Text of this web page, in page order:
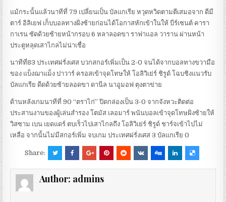
แม้กระนั้นแล้วนาทีที่ 79 เปลี่ยนเป็น บัลแกเรีย หวุดหวิดตามตีเสมอจาก ดีมี
ตาร์ อิลิเยฟ เก็บบอลทางฝั่งซ้ายก่อนได้โอกาสหักเข้าในให้ บีร์เซนต์ คารา
กาเรน ซัดด้วยซ้ายหน้ากรอบ 6 หลาลอดขา ราฟาแอล วาราน ผ่านหน้า
ประตูหลุดเสาไกลไม่น่าเชื่อ
นาทีที่83 ประเทศฝรั่งเศส บวกสกอร์เพิ่มเป็น 2-0 จนได้จากบอลทางขวามือ
ของ แบ็งฌาแม็ง ปาวาร์ ครอสเข้าจุดโทษให้ โอลิวิเย่ร์ ชิรูด์ โฉบชิงแนวรับ
บัลแกเรีย ดีดด้วยซ้ายลอดขา ดานีล นาอูมอฟ ตุงตาข่าย
ด้านหลังเกมนาทีที่ 90 “ตราไก่” ปิดกล่องเป็น 3-0 จากจังหวะติดต่อ
ประสานงานของผู้เล่นสำรอง โตมัส เลอมาร์ พนันบอลเข้าจุดโทษฝั่งซ้ายให้
วิสซาม เบน เยดแดร์ ตบเร็วไปเสาไกลถึง โอลิวิเย่ร์ ชิรูด์ ชาร์จเข้าไปไม่
เหลือ จากนั้นไม่มีสกอร์เพิ่ม จบเกม ประเทศฝรั่งเศส 3 บัลแกเรีย 0
Share:
Author: admins